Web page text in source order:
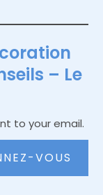
– Le
to your email.
VOUS